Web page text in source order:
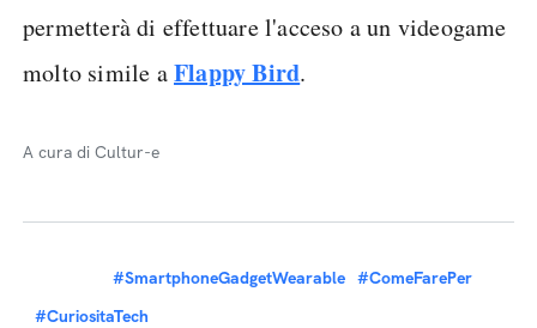
permetterà di effettuare l'acceso a un videogame
molto simile aFlappy Bird.
A cura di Cultur-e
#SmartphoneGadgetWearable #ComeFarePer
#CuriositaTech